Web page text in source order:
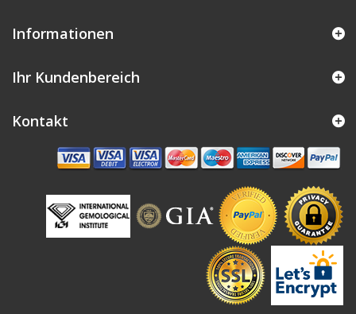
Informationen
Ihr Kundenbereich
Kontakt